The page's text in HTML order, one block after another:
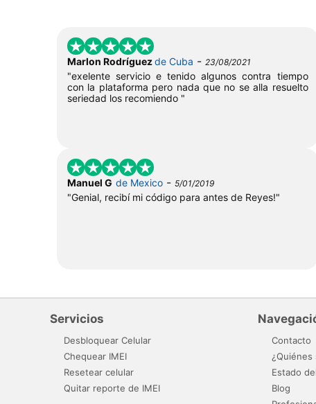
Marlon Rodríguezde Cuba - 23/08/2021
"exelente servicio e tenido algunos contra tiempo
con la plataforma pero nada que no se alla resuelto
seriedad los recomiendo "
Manuel G de Mexico - 5/01/2019
"Genial, recibí mi código para antes de Reyes!"
Servicios
Desbloquear Celular
Chequear IMEI
Resetear celular
Quitar reporte de IMEI
Contacto
¿Quiénes
Estado
Blog